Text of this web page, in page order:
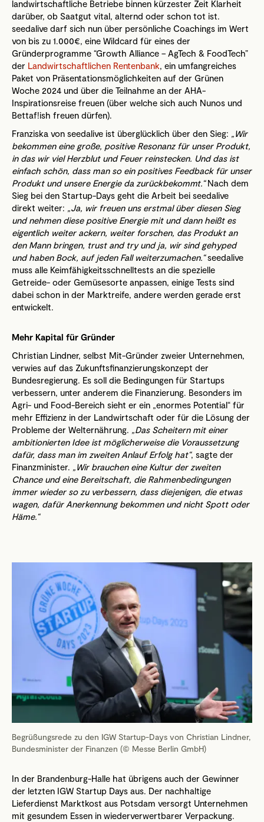
landwirtschaftliche Betriebe binnen kürzester Zeit Klarheit
darüber, ob Saatgut vital, alternd oder schon tot ist.
seedalive darf sich nun über persönliche Coachings im Wert
von bis zu 1.000€, eine Wildcard für eines der
Gründerprogramme “Growth Alliance – AgTech & FoodTech”
der Landwirtschaftlichen Rentenbank, ein umfangreiches
Paket von Präsentationsmöglichkeiten auf der Grünen
Woche 2024 und über die Teilnahme an der AHA-
Inspirationsreise freuen (über welche sich auch Nunos und
Bettaf!ish freuen dürfen).
Franziska von seedalive ist überglücklich über den Sieg: „Wir
bekommen eine große, positive Resonanz für unser Produkt,
in das wir viel Herzblut und Feuer reinstecken. Und das ist
einfach schön, dass man so ein positives Feedback für unser
Produkt und unsere Energie da zurückbekommt.“Nach dem
Sieg bei den Startup-Days geht die Arbeit bei seedalive
direkt weiter: „Ja, wir freuen uns erstmal über diesen Sieg
und nehmen diese positive Energie mit und dann heißt es
eigentlich weiter ackern, weiter forschen, das Produkt an
den Mann bringen, trust and try und ja, wir sind gehyped
und haben Bock, auf jeden Fall weiterzumachen.“seedalive
muss alle Keimfähigkeitsschnelltests an die spezielle
Getreide- oder Gemüsesorte anpassen, einige Tests sind
dabei schon in der Marktreife, andere werden gerade erst
entwickelt.
Mehr Kapital für Gründer
Christian Lindner, selbst Mit-Gründer zweier Unternehmen,
verwies auf das Zukunftsfinanzierungskonzept der
Bundesregierung. Es soll die Bedingungen für Startups
verbessern, unter anderem die Finanzierung. Besonders im
Agri- und Food-Bereich sieht er ein „enormes Potential“ für
mehr Effizienz in der Landwirtschaft oder für die Lösung der
Probleme der Welternährung. „Das Scheitern mit einer
ambitionierten Idee ist möglicherweise die Voraussetzung
dafür, dass man im zweiten Anlauf Erfolg hat“, sagte der
Finanzminister. „Wir brauchen eine Kultur der zweiten
Chance und eine Bereitschaft, die Rahmenbedingungen
immer wieder so zu verbessern, dass diejenigen, die etwas
wagen, dafür Anerkennung bekommen und nicht Spott oder
Häme.“
Begrüßungsrede zu den IGW Startup-Days von Christian Lindner,
Bundesminister der Finanzen (© Messe Berlin GmbH)
In der Brandenburg-Halle hat übrigens auch der Gewinner
der letzten IGW Startup Days aus. Der nachhaltige
Lieferdienst Marktkost aus Potsdam versorgt Unternehmen
mit gesundem Essen in wiederverwertbarer Verpackung.